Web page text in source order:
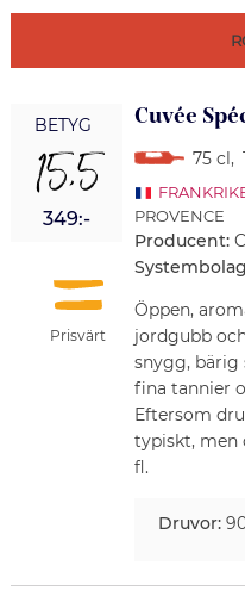
BETYG
15,5
349:-
Prisvärt
Cuvée
75 cl,
PROVENCE
Producent:
Öppen,
jordgubb
snygg, bärig
fina tannier
Eftersom
typiskt, men
fl.
Druvor: